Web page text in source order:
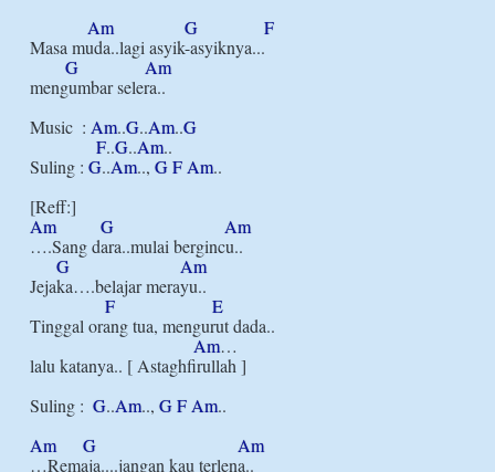
Am
G
F
Masa muda..lagi asyik-asyiknya...
G
Am
mengumbar selera..
Music  : Am..G..Am..G
F..G..Am..
Suling : G..Am.., GF Am..
Am
G
Am
….Sang dara..mulai bergincu..
G
Am
Jejaka….belajar merayu..
F
E
Tinggal orang tua, mengurut dada..
Am…
lalu katanya.. [ Astaghfirullah ]
Suling : G..Am.., GF Am..
Am
G
Am